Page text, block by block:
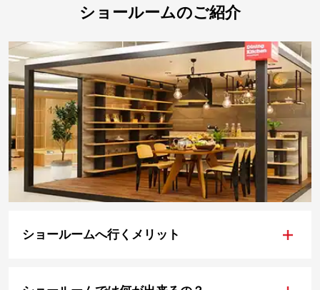
ショールームのご紹介
ショールームへ行くメリット +